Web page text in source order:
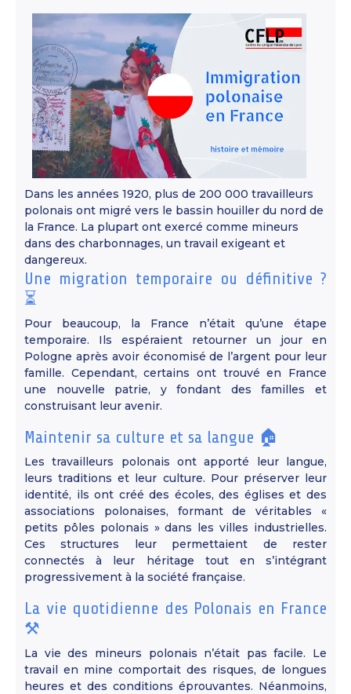
Dans les années 1920, plus de 200 000 travailleurs
polonais ont migré vers le bassin houiller du nord de
la France. La plupart ont exercé comme mineurs
dans des charbonnages, un travail exigeant et
dangereux.
Une migration temporaire ou définitive ?
⏳
Pour beaucoup, la France n’était qu’une étape
temporaire. Ils espéraient retourner un jour en
Pologne après avoir économisé de l’argent pour leur
famille. Cependant, certains ont trouvé en France
une nouvelle patrie, y fondant des familles et
construisant leur avenir.
Maintenir sa culture et sa langue 🏠
Les travailleurs polonais ont apporté leur langue,
leurs traditions et leur culture. Pour préserver leur
identité, ils ont créé des écoles, des églises et des
associations polonaises, formant de véritables «
petits pôles polonais » dans les villes industrielles.
Ces structures leur permettaient de rester
connectés à leur héritage tout en s’intégrant
progressivement à la société française.
La vie quotidienne des Polonais en France
⚒️
La vie des mineurs polonais n’était pas facile. Le
travail en mine comportait des risques, de longues
heures et des conditions éprouvantes. Néanmoins,